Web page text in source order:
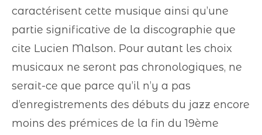
caractérisent cette musique ainsi qu’une
partie significative de la discographie que
cite Lucien Malson. Pour autant les choix
musicaux ne seront pas chronologiques, ne
serait-ce que parce qu’il n’y a pas
d’enregistrements des débuts du jazz encore
moins des prémices de la fin du 19ème